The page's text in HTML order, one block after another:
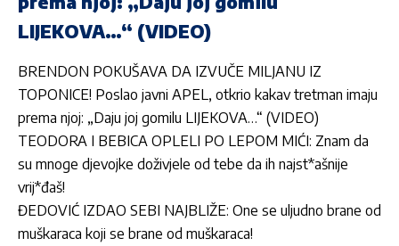
LIJEKOVA…“ (VIDEO)
BRENDON POKUŠAVA DA IZVUČE MILJANU IZ
TOPONICE! Poslao javni APEL, otkrio kakav tretman imaju
prema njoj: „Daju joj gomilu LIJEKOVA…“ (VIDEO)
TEODORA I BEBICA OPLELI PO LEPOM MIĆI: Znam da
su mnoge djevojke doživjele od tebe da ih najst*ašnije
vrij*đaš!
ĐEDOVIĆ IZDAO SEBI NAJBLIŽE: One se uljudno brane od
muškaraca koji se brane od muškaraca!